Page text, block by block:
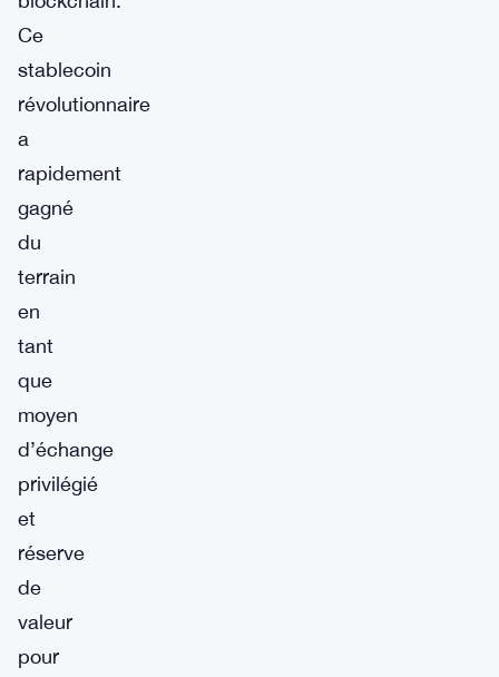
Ce
stablecoin
révolutionnaire
a
rapidement
gagné
du
terrain
en
tant
que
moyen
d’échange
privilégié
et
réserve
de
valeur
pour